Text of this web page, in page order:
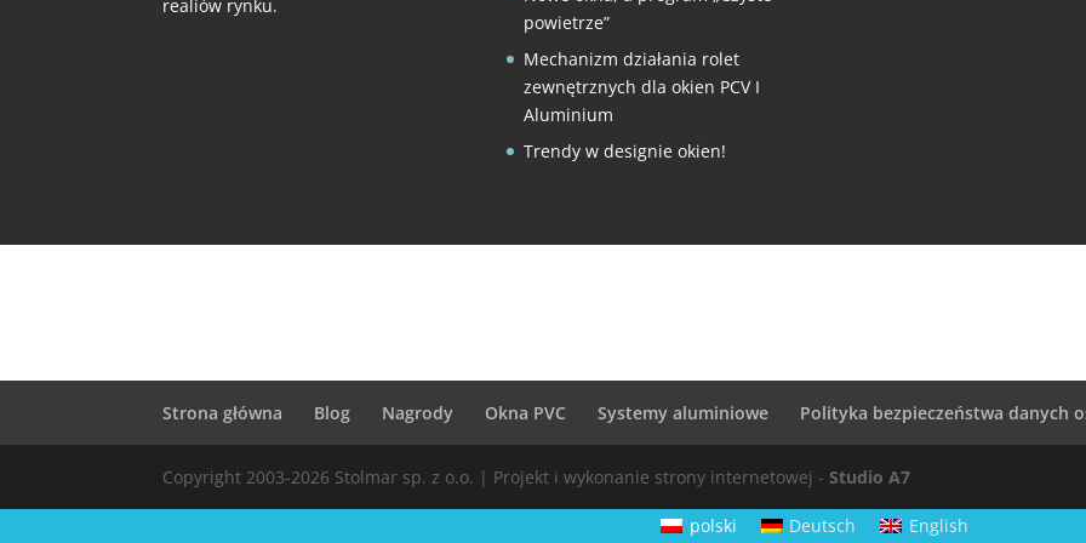
realiów rynku.
powietrze”
Mechanizm działania rolet
zewnętrznych dla okien PCV I
Aluminium
Trendy w designie okien!
Strona główna Blog Nagrody Okna PVC Systemy aluminiowe Polityka bezpieczeństwa danych
Copyright 2003-2026 Stolmar sp. z o.o. | Projekt i wykonanie strony internetowej -Studio A7
polski Deutsch English